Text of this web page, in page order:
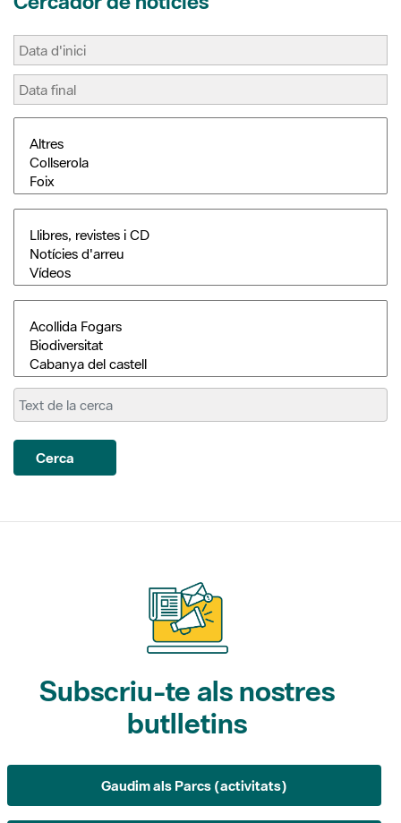
Cerca
Subscriu-te als nostres
butlletins
Gaudim als Parcs (activitats)